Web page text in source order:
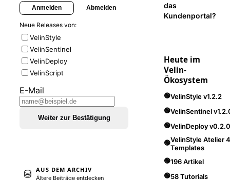
Anmelden Abmelden
Neue Releases von:
VelinStyle
VelinSentinel
VelinDeploy
VelinScript
E-Mail
Weiter zur Bestätigung
AUS DEM ARCHIV
Ältere Beiträge entdecken
das
Kundenportal?
Heute im
Velin-
Ökosystem
🟢VelinStyle v1.2.2
🟢VelinSentinel
🟢VelinDeploy v0.2.0
🟢VelinStyle Atelier
Templates
🟢196 Artikel
🟢58 Tutorials